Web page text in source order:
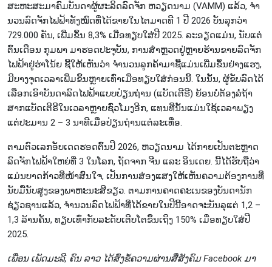
ສະ​ຫະ​ສະ​ມາ​ຄົມ​ບັນ​ດາ​ຜູ້ຜະ​ລິດ​ລົດ​ຈັກ ຫວຽດ​ນາມ (VAMM) ແລ້ວ, ຈຳ​
ນວນ​ລົດ​ຈັກ​ໄຟ​ຟ້າ​ທັງ​ໝົດ​ທີ່​ໄດ້​ຂາຍໃນ​ໄຕ​ມາດ​ທີ 1 ປີ 2026 ບັນ​ລຸກວ່າ
729.000 ຄັນ, ເພີ່ມ​ຂຶ້ນ 8,3% ເມື່ອ​ທຽບ​ໃສ່​ປີ 2025. ລະ​ອຽດ​ແມ່ນ, ນັບ​ແຕ່​
ຕົ້ນ​ເດືອນ ກຸມ​ພາ ມາ​ຮອດ​ປະ​ຈຸ​ບັນ, ການ​ສຳ​ຫຼວດ​ຢູ່​ຫຼາຍ​ຮ້ານ​ຂາຍ​ລົດ​ຈັກ​
ໄຟ​ຟ້າ​ຢູ່ຮ່າ​ໂນ້ຍ ຊີ້​ໃຫ້​ເຫັນ​ວ່າ ຈຳ​ນວນ​ລູກ​ຄ້າ​ມາ​ຊື້​ແມ່ນ​ເພີ່ມ​ຂຶ້ນ​ຢ່າງ​ແຮງ,
ມີ​ບາງ​ຈຸດ​ເວ​ລາ​ເພີ່ມ​ຂຶ້ນ​​ຫຼາຍ​ເທົ່າ​ເມື່ອ​ທຽບ​ໃສ່​ກ່ອນນີ້. ໃນ​ນັ້ນ, ​ຜູ້​ຂັບ​ລົດ​ໄດ້​
ເລືອກ​ເອົາບັນ​ດາ​ລົດ​ໄຟ​ຟ້າແບບ​ປ່ຽນ​ຖ່ານ ​(ແບັດ​ເຕີ​ຣີ) ຍ້ອນບໍ່​ຕ້ອງ​ລໍ​ຖ້າ​
ສາກ​ແບັດ​ເຕີ​ຣີ​ໃນ​ເວ​ລາ​ຫຼາຍ​ຊົ່ວ​ໂມງ​ອີກ, ແທນ​ທີ່ນັ້ນແມ່ນໃຊ້ເວລາ​ພຽງ​
ແຕ່​​ປະ​ມານ 2 – 3 ນາ​ທີ​ເມື່ອ​ປ່ຽນ​ຖ່ານ​ແຕ່​ລະ​ເທື່ອ.
ຕາມ​ຕົວ​ເລກ​ອັບ​ເດດ​ຮອດ​ຕົ້ນ​ປີ 2026, ຫວຽດ​ນາມ ໄດ້​ກາຍ​ເປັນ​ຕະ​ຫຼາດ​
ລົດ​​ຈັກໄຟ​ຟ້າ​ໃຫຍ່​ທີ່ 3 ໃນ​ໂລກ, ຖັດ​ຈາກ ຈີນ ແລະ ອິນ​ເດຍ. ນີ້​ໄດ້​ຮັບ​ຖື​ວ່າ​
ແມ່ນ​ບາດ​ກ້າ​ວ​ທີ່​ໜ້າ​ສົນ​ໃຈ, ເປັນ​ການສ່ອງ​ແສງ​ໃຫ້​ເຫັນ​ຄວາມ​ຕ້ອງ​ການ​ທີ່​
ນັບ​ມື້​ນັບ​ສູງ​ຂອງ​ພາ​ຫະ​ນະ​ສີ​ຂຽວ. ຕາມ​ການ​ຄາດ​ຄະ​ເນ​ຂອງ​ບັນ​ດາ​ນັກ​
ຊ່ຽວ​ຊານ​ແລ້ວ, ຈຳ​ນວນ​ລົດ​ໄຟ​ຟ້າ​ທີ່​ໄດ້​ຂາຍ​ໃນ​ປີນີ້​ອາດ​ຈະ​ບັນ​ລຸ​ແຕ່ 1,2 –
1,3 ລ້ານ​ຄັ​ນ, ທຽບເທົ່າ​ກັບ​ລະ​ດັບ​ເຕີບ​ໂຕຂຶ້​ນ​ເຖິງ 150% ເມື່ອ​ທຽບ​ໃສ່​ປີ
2025.
ເພື່ອນ ເພັດ​ມະ​ລີ, ຄົນ ລາວ ໄດ້​ສົ່ງ​ຂໍ​້ຄວາມ​ຜ່ານ​ສື່​ສັງ​ຄົມ Facebook ມາ​